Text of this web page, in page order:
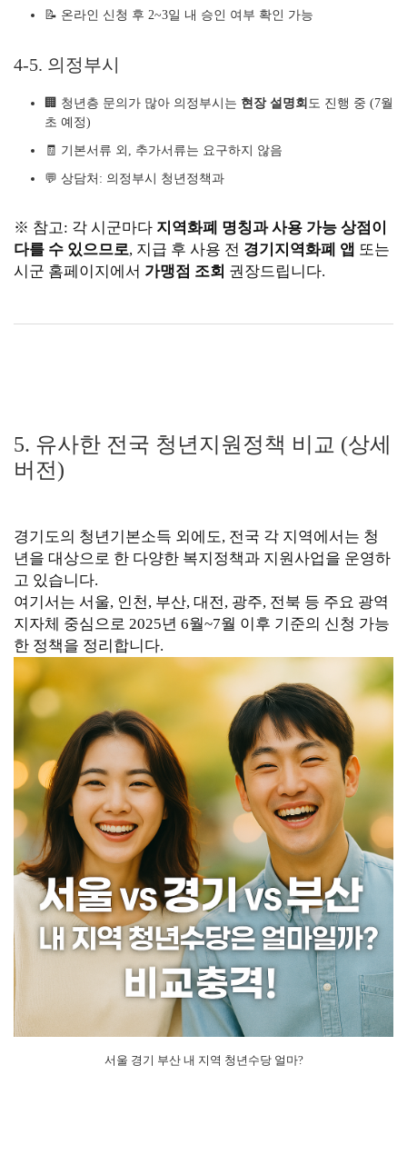
📝 온라인 신청 후 2~3일 내 승인 여부 확인 가능
4-5. 의정부시
🏢 청년층 문의가 많아 의정부시는 현장 설명회 도 진행 중 (7월
초 예정)
🧾 기본서류 외, 추가서류는 요구하지 않음
💬 상담처: 의정부시 청년정책과
※ 참고: 각 시군마다 지역화폐 명칭과 사용 가능 상점이
다를 수 있으므로, 지급 후 사용 전 경기지역화폐 앱 또는
시군 홈페이지에서 가맹점 조회 권장드립니다.
5. 유사한 전국 청년지원정책 비교 (상세
버전)
경기도의 청년기본소득 외에도, 전국 각 지역에서는 청
년을 대상으로 한 다양한 복지정책과 지원사업을 운영하
고 있습니다.
여기서는 서울, 인천, 부산, 대전, 광주, 전북 등 주요 광역
지자체 중심으로 2025년 6월~7월 이후 기준의 신청 가능
한 정책을 정리합니다.
서울 경기 부산 내 지역 청년수당 얼마?